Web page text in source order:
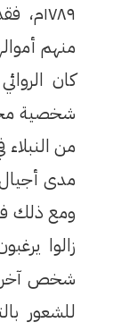
منهم
كان
من
مدى أجيال
ومع ذلك
زالوا
شخص آخر.
للشعور